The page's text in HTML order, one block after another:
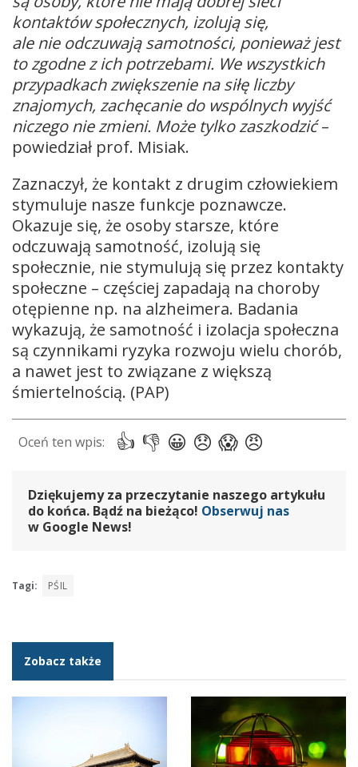
kontaktów społecznych, izolują się,
ale nie odczuwają samotności, ponieważ jest
to zgodne z ich potrzebami. We wszystkich
przypadkach zwiększenie na siłę liczby
znajomych, zachęcanie do wspólnych wyjść
niczego nie zmieni. Może tylko zaszkodzić–
powiedział prof. Misiak.
Zaznaczył, że kontakt z drugim człowiekiem
stymuluje nasze funkcje poznawcze.
Okazuje się, że osoby starsze, które
odczuwają samotność, izolują się
społecznie, nie stymulują się przez kontakty
społeczne – częściej zapadają na choroby
otępienne np. na alzheimera. Badania
wykazują, że samotność i izolacja społeczna
są czynnikami ryzyka rozwoju wielu chorób,
a nawet jest to związane z większą
śmiertelnością. (PAP)
Dziękujemy za przeczytanie naszego artykułu
do końca. Bądź na bieżąco! Obserwuj nas
w Google News!
Tagi: PŚIL
Zobacz także